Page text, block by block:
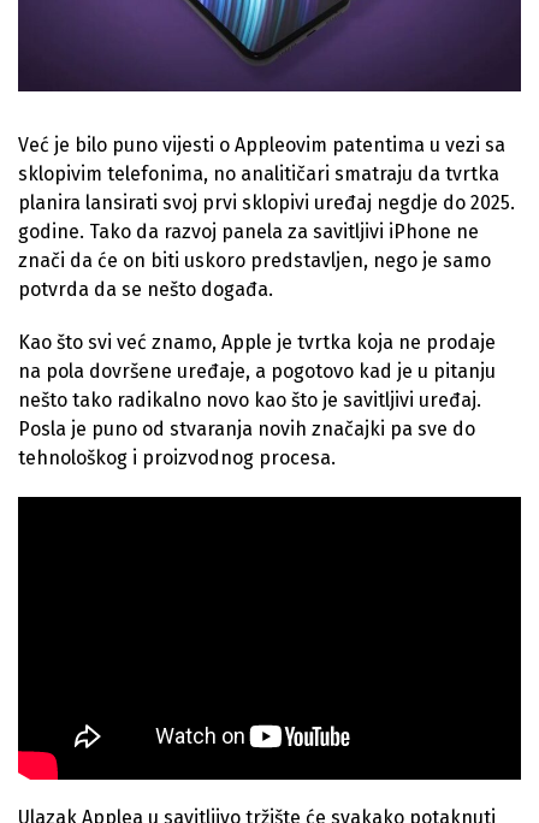
Već je bilo puno vijesti o Appleovim patentima u vezi sa
sklopivim telefonima, no analitičari smatraju da tvrtka
planira lansirati svoj prvi sklopivi uređaj negdje do 2025.
godine. Tako da razvoj panela za savitljivi iPhone ne
znači da će on biti uskoro predstavljen, nego je samo
potvrda da se nešto događa.
Kao što svi već znamo, Apple je tvrtka koja ne prodaje
na pola dovršene uređaje, a pogotovo kad je u pitanju
nešto tako radikalno novo kao što je savitljivi uređaj.
Posla je puno od stvaranja novih značajki pa sve do
tehnološkog i proizvodnog procesa.
Ulazak Applea u savitljivo tržište će svakako potaknuti